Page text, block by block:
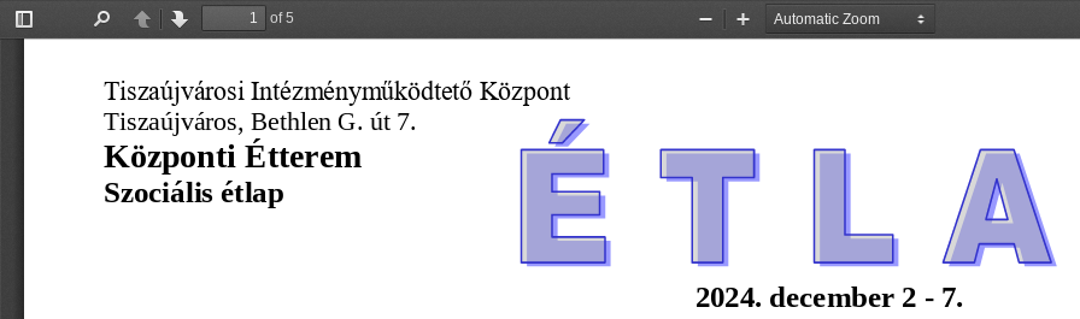
Toggle
PreviousNext
of 5
Zoom
Zoom
Tiszaújvárosi Intézményműködtető Központ
Tiszaújváros, Bethlen G. út 7.
Központi Étterem
Szociális étlap
                                      2024
. december 2 - 7.